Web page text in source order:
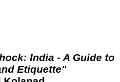
India - A Guide to
Etiquette"